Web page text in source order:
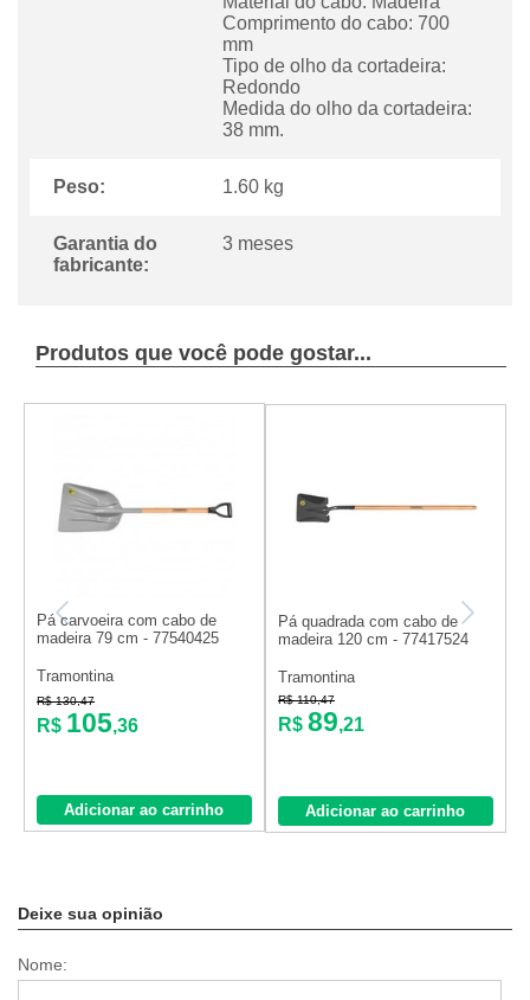
Comprimento do cabo: 700
mm
Tipo de olho da cortadeira:
Redondo
Medida do olho da cortadeira:
38 mm.
Peso: 1.60 kg
Garantia do
fabricante:
3 meses
Produtos que você pode gostar...
Pá carvoeira com cabo de
madeira 79 cm - 77540425
Tramontina
R$ 130,47
R$ 105,36
Adicionar ao carrinho
Pá quadrada com cabo de
madeira 120 cm - 77417524
Tramontina
R$ 110,47
R$ 89,21
Adicionar ao carrinho
Deixe sua opinião
Nome: